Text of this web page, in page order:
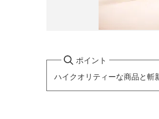
ポイント
ハイクオリティーな商品と斬